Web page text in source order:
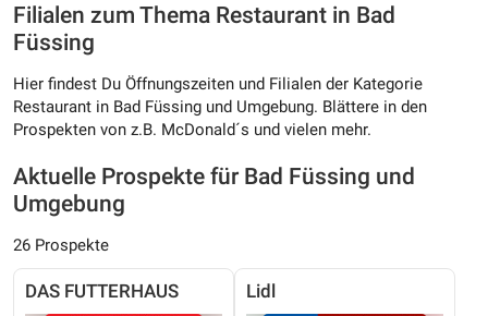
Filialen zum Thema Restaurant in Bad
Füssing
Hier findest Du Öffnungszeiten und Filialen der Kategorie
Restaurant in Bad Füssing und Umgebung. Blättere in den
Prospekten von z.B. McDonald´s und vielen mehr.
Aktuelle Prospekte für Bad Füssing und
Umgebung
26 Prospekte
DAS FUTTERHAUS Lidl